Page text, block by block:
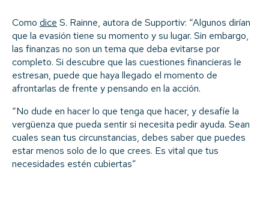
Como dice S. Rainne, autora de Supportiv: “Algunos dirían
que la evasión tiene su momento y su lugar. Sin embargo,
las finanzas no son un tema que deba evitarse por
completo. Si descubre que las cuestiones financieras le
estresan, puede que haya llegado el momento de
afrontarlas de frente y pensando en la acción.
“No dude en hacer lo que tenga que hacer, y desafíe la
vergüenza que pueda sentir si necesita pedir ayuda. Sean
cuales sean tus circunstancias, debes saber que puedes
estar menos solo de lo que crees. Es vital que tus
necesidades estén cubiertas”